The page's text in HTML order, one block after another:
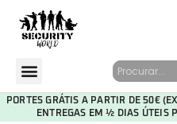
PORTES GRÁTIS A PARTIR DE 50€
ENTREGAS EM ½ DIAS ÚTEIS